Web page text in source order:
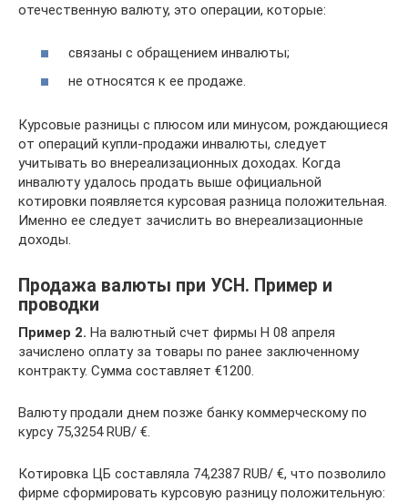
отечественную валюту, это операции, которые:
связаны с обращением инвалюты;
не относятся к ее продаже.
Курсовые разницы с плюсом или минусом, рождающиеся
от операций купли-продажи инвалюты, следует
учитывать во внереализационных доходах. Когда
инвалюту удалось продать выше официальной
котировки появляется курсовая разница положительная.
Именно ее следует зачислить во внереализационные
доходы.
Продажа валюты при УСН. Пример и
проводки
Пример 2. На валютный счет фирмы Н 08 апреля
зачислено оплату за товары по ранее заключенному
контракту. Сумма составляет €1200.
Валюту продали днем позже банку коммерческому по
курсу 75,3254 RUB/ €.
Котировка ЦБ составляла 74,2387 RUB/ €, что позволило
фирме сформировать курсовую разницу положительную: